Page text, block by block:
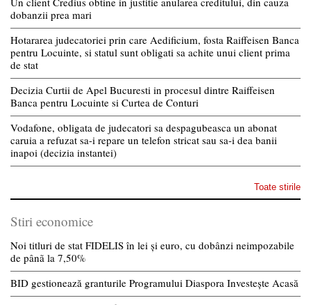
dobanzii prea mari
Hotararea judecatoriei prin care Aedificium, fosta Raiffeisen Banca
pentru Locuinte, si statul sunt obligati sa achite unui client prima
de stat
Decizia Curtii de Apel Bucuresti in procesul dintre Raiffeisen
Banca pentru Locuinte si Curtea de Conturi
Vodafone, obligata de judecatori sa despagubeasca un abonat
caruia a refuzat sa-i repare un telefon stricat sau sa-i dea banii
inapoi (decizia instantei)
Toate stirile
Stiri economice
Noi titluri de stat FIDELIS în lei și euro, cu dobânzi neimpozabile
de pânã la 7,50%
BID gestionează granturile Programului Diaspora Investește Acasă